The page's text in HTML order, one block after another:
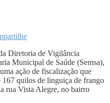
Diretoria de Vigilância
Municipal de Saúde (Semsa),
ação de fiscalização que
167 quilos de linguiça de frango
rua Vista Alegre, no bairro